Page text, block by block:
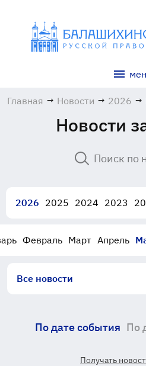
Главная → Новости → 2026 →
Новости
2026 2025 2024 2023
Февраль Март Апрель
Все новости
По дате события По
Получать